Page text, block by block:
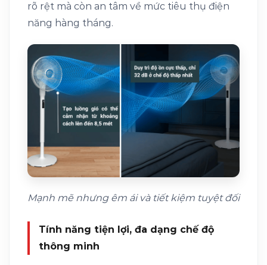
rõ rệt mà còn an tâm về mức tiêu thụ điện
năng hàng tháng.
Mạnh mẽ nhưng êm ái và tiết kiệm tuyệt đối
Tính năng tiện lợi, đa dạng chế độ
thông minh